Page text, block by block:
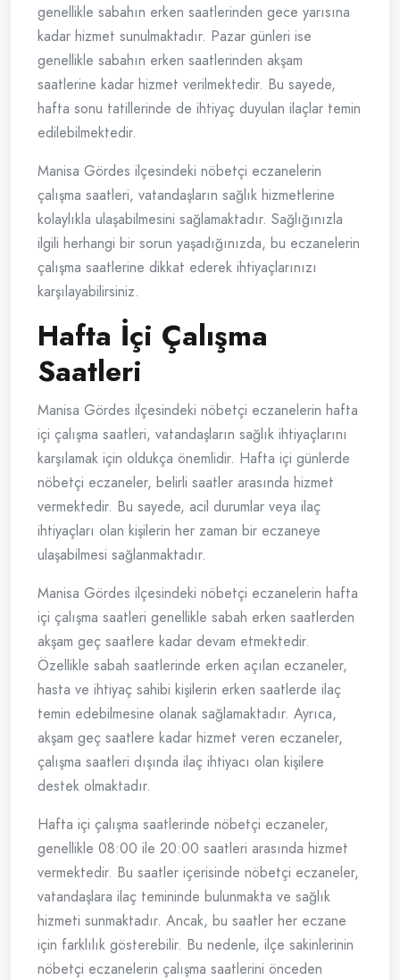
genellikle sabahın erken saatlerinden gece yarısına
kadar hizmet sunulmaktadır. Pazar günleri ise
genellikle sabahın erken saatlerinden akşam
saatlerine kadar hizmet verilmektedir. Bu sayede,
hafta sonu tatillerinde de ihtiyaç duyulan ilaçlar temin
edilebilmektedir.
Manisa Gördes ilçesindeki nöbetçi eczanelerin
çalışma saatleri, vatandaşların sağlık hizmetlerine
kolaylıkla ulaşabilmesini sağlamaktadır. Sağlığınızla
ilgili herhangi bir sorun yaşadığınızda, bu eczanelerin
çalışma saatlerine dikkat ederek ihtiyaçlarınızı
karşılayabilirsiniz.
Hafta İçi Çalışma
Saatleri
Manisa Gördes ilçesindeki nöbetçi eczanelerin hafta
içi çalışma saatleri, vatandaşların sağlık ihtiyaçlarını
karşılamak için oldukça önemlidir. Hafta içi günlerde
nöbetçi eczaneler, belirli saatler arasında hizmet
vermektedir. Bu sayede, acil durumlar veya ilaç
ihtiyaçları olan kişilerin her zaman bir eczaneye
ulaşabilmesi sağlanmaktadır.
Manisa Gördes ilçesindeki nöbetçi eczanelerin hafta
içi çalışma saatleri genellikle sabah erken saatlerden
akşam geç saatlere kadar devam etmektedir.
Özellikle sabah saatlerinde erken açılan eczaneler,
hasta ve ihtiyaç sahibi kişilerin erken saatlerde ilaç
temin edebilmesine olanak sağlamaktadır. Ayrıca,
akşam geç saatlere kadar hizmet veren eczaneler,
çalışma saatleri dışında ilaç ihtiyacı olan kişilere
destek olmaktadır.
Hafta içi çalışma saatlerinde nöbetçi eczaneler,
genellikle 08:00 ile 20:00 saatleri arasında hizmet
vermektedir. Bu saatler içerisinde nöbetçi eczaneler,
vatandaşlara ilaç temininde bulunmakta ve sağlık
hizmeti sunmaktadır. Ancak, bu saatler her eczane
için farklılık gösterebilir. Bu nedenle, ilçe sakinlerinin
nöbetçi eczanelerin çalışma saatlerini önceden